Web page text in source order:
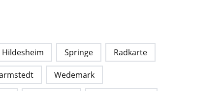
Hildesheim Springe Radkarte
Wedemark